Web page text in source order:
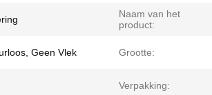
Naam van het
product:
Geen Vlek Grootte:
Verpakking: